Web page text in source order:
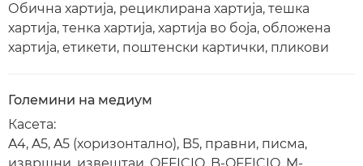
Обична хартија, рециклирана хартија, тешка
хартија, тенка хартија, хартија во боја, обложена
хартија, етикети, поштенски картички, пликови
Големини на медиум
Касета:
A4, A5, A5 (хоризонтално), B5, правни, писма,